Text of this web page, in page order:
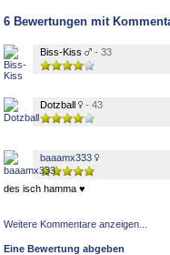
6 Bewertungen mit
Biss-Kiss - 33
Dotzball - 43
baaamx333
des isch hamma ♥
Weitere Kommentare anzeigen...
Eine Bewertung abgeben